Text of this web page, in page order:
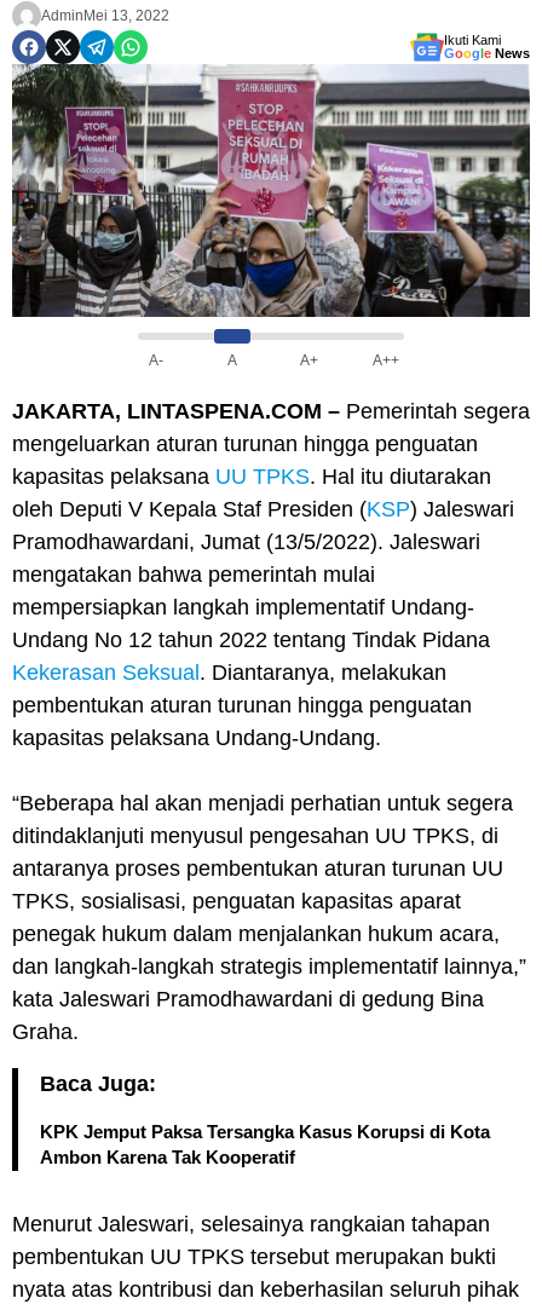
Admin Mei 13, 2022
Ikuti Kami
Google News
A- A A+ A++
JAKARTA, LINTASPENA.COM – Pemerintah segera
mengeluarkan aturan turunan hingga penguatan
kapasitas pelaksana UU TPKS. Hal itu diutarakan
oleh Deputi V Kepala Staf Presiden (KSP) Jaleswari
Pramodhawardani, Jumat (13/5/2022). Jaleswari
mengatakan bahwa pemerintah mulai
mempersiapkan langkah implementatif Undang-
Undang No 12 tahun 2022 tentang Tindak Pidana
Kekerasan Seksual. Diantaranya, melakukan
pembentukan aturan turunan hingga penguatan
kapasitas pelaksana Undang-Undang.
“Beberapa hal akan menjadi perhatian untuk segera
ditindaklanjuti menyusul pengesahan UU TPKS, di
antaranya proses pembentukan aturan turunan UU
TPKS, sosialisasi, penguatan kapasitas aparat
penegak hukum dalam menjalankan hukum acara,
dan langkah-langkah strategis implementatif lainnya,”
kata Jaleswari Pramodhawardani di gedung Bina
Graha.
Baca Juga:
KPK Jemput Paksa Tersangka Kasus Korupsi di Kota
Ambon Karena Tak Kooperatif
Menurut Jaleswari, selesainya rangkaian tahapan
pembentukan UU TPKS tersebut merupakan bukti
nyata atas kontribusi dan keberhasilan seluruh pihak